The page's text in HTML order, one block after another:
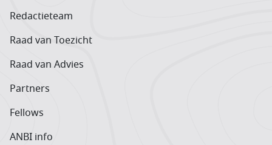
Redactieteam
Raad van Toezicht
Raad van Advies
Partners
Fellows
ANBI info